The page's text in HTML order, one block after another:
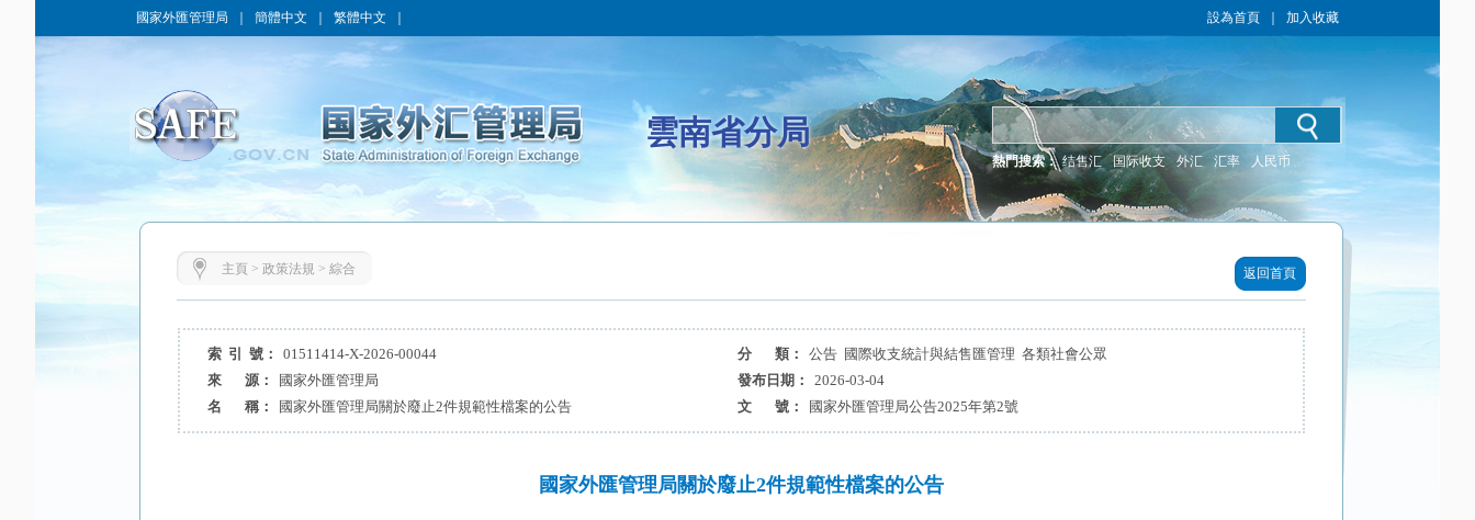
國家外匯管理局 簡體中文 繁體中文 設為首頁 加入收藏
雲南省分局
熱門搜索： 结售汇 国际收支 外汇 汇率 人民币
主頁 > 政策法規 > 綜合 返回首頁
索 引 號： 01511414-X-2026-00044 分 類：
公告 國際收支統計與結售匯管理 各類社會公眾
來 源：
國家外匯管理局 發布日期：
2026-03-04
名 稱：
國家外匯管理局關於廢止2件規範性檔案的公告 文 號： 國家外匯管理局公告2025年第2號
國家外匯管理局關於廢止2件規範性檔案的公告